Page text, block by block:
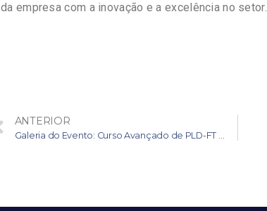
da empresa com a inovação e a excelência no setor.
ANTERIOR
Galeria do Evento: Curso Avançado de PLD-FT – Turma 2